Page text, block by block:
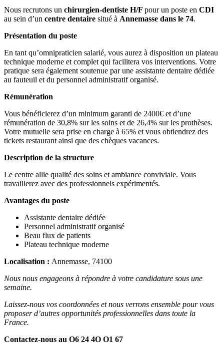
Nous recrutons un chirurgien-dentiste H/F pour un poste en CDI
au sein d’un centre dentaire situé à Annemasse dans le 74.
Présentation du poste
En tant qu’omnipraticien salarié, vous aurez à disposition un plateau
technique moderne et complet qui facilitera vos interventions. Votre
pratique sera également soutenue par une assistante dentaire dédiée
au fauteuil et du personnel administratif organisé.
Rémunération
Vous bénéficierez d’un minimum garanti de 2400€ et d’une
rémunération de 30,8% sur les soins et de 26,4% sur les prothèses.
Votre mutuelle sera prise en charge à 65% et vous obtiendrez des
tickets restaurant ainsi que des chèques vacances.
Description de la structure
Le centre allie qualité des soins et ambiance conviviale. Vous
travaillerez avec des professionnels expérimentés.
Avantages du poste
Assistante dentaire dédiée
Personnel administratif organisé
Beau flux de patients
Plateau technique moderne
Localisation : Annemasse, 74100
Nous nous engageons à répondre à votre candidature sous une
semaine.
Laissez-nous vos coordonnées et nous verrons ensemble pour vous
proposer d’autres opportunités professionnelles dans toute la
France.
Contactez-nous au O6 24 4O O1 67